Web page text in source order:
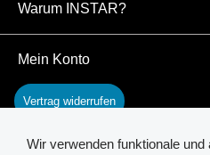
Warum INSTAR?
Mein Konto
Vertrag widerrufen
Wir verwenden funktionale